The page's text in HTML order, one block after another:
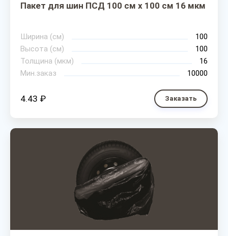
Пакет для шин ПСД 100 см х 100 см 16 мкм
Ширина (см)
100
Высота (см)
100
Толщина (мкм)
16
Мин.заказ
10000
4.43 ₽ Заказать